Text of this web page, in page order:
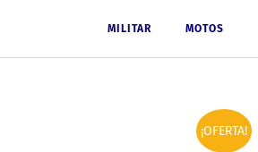
MILITAR MOTOS
¡OFERTA!